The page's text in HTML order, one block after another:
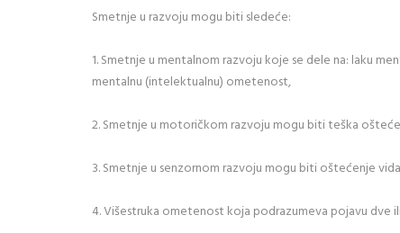
Smetnje u razvoju mogu biti sledeće:
1. Smetnje u mentalnom razvoju koje se dele na: laku
mentalnu (intelektualnu) ometenost,
2. Smetnje u motoričkom razvoju mogu biti teška
3. Smetnje u senzornom razvoju mogu biti oštećenje
4. Višestruka ometenost koja podrazumeva pojavu